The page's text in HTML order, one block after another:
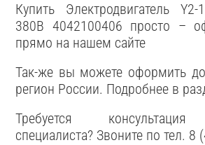
Купить Электродвигатель
380В 4042100406 просто –
прямо на нашем сайте
Так-же вы можете оформить
регион России. Подробнее в
Требуется консультация
специалиста? Звоните по тел. 8